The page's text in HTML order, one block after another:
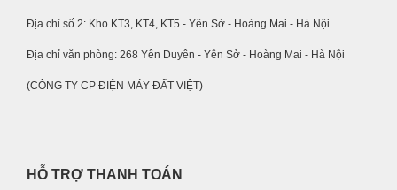
Địa chỉ số 2: Kho KT3, KT4, KT5 - Yên Sở - Hoàng Mai - Hà Nội.
Địa chỉ văn phòng: 268 Yên Duyên - Yên Sở - Hoàng Mai - Hà Nội
(CÔNG TY CP ĐIỆN MÁY ĐẤT VIỆT)
HỖ TRỢ THANH TOÁN